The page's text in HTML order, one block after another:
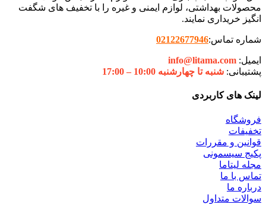
محصولات بهداشتی، لوازم ایمنی و غیره را با تخفیف های شگفت
انگیز خریداری نمایند.
شماره تماس:02122677946
ایمیل: info@litama.com
پشتیبانی: شنبه تا چهارشنبه 10:00 – 17:00
لینک های کاربردی
فروشگاه
تخفیفات
قوانین و مقررات
پکیج سیسمونی
مجله لیتاما
تماس با ما
درباره ما
سوالات متداول